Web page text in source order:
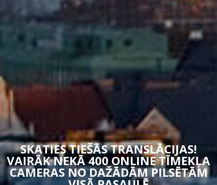
SKATIES TIEŠĀS TRANSLĀCIJAS!
VAIRĀK NEKĀ 400 ONLINE TĪMEKĻA
CAMERAS NO DAŽĀDĀM PILSĒTĀM